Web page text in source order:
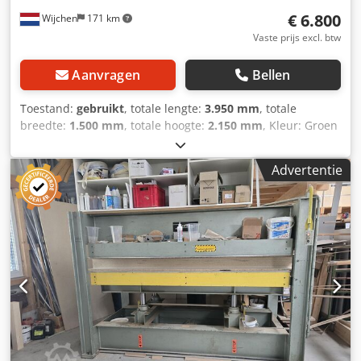
Wijchen 171 km € 6.800
Vaste prijs excl. btw
Aanvragen Bellen
Toestand: gebruikt, totale lengte: 3.950 mm, totale
breedte: 1.500 mm, totale hoogte: 2.150 mm, Kleur: Groen
Ledig gewicht: 4.000 kg Dedpjy Rq Efsfx Adpsck -
Documentatie aanwezig: Nee - CE certificaat aanwezig: Nee
- Serienummer: 19198 - Hoofd motorvermogen [kW]: 1.1 -
Aandrijving pers: Hydraulisch - Max. werkstuklengte [mm]:
3100 - Max. werkstukbreedte [mm]: 1300 - Max.
werkstukhoogte [mm]: 390 - Totale slag [mm]: 390 - Aantal
werkvelden [st.]: 3 - Aantal etages [st.]: 3 - Materiaal
platen: Hout - Aantal cilinders [st.]: 6 - Diameter cilinders
[mm]: 80 - Werkdruk totaal [Ton]: 160 - Opties:
Uitschakelen deel cilinders - Voltage [V]: 400 - Afzekering
[A]: 16 - Vermogen [kW]: 1.1 - Transportafmetingen:
3950mm x 1500mm x 2150mm (l x b x h) -
Transportgewicht [kg]: 4000kg - Transportcolli [st.]: 1
Advertentie